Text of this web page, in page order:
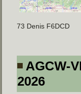
73 Denis F6DCD
AGCW-
2026